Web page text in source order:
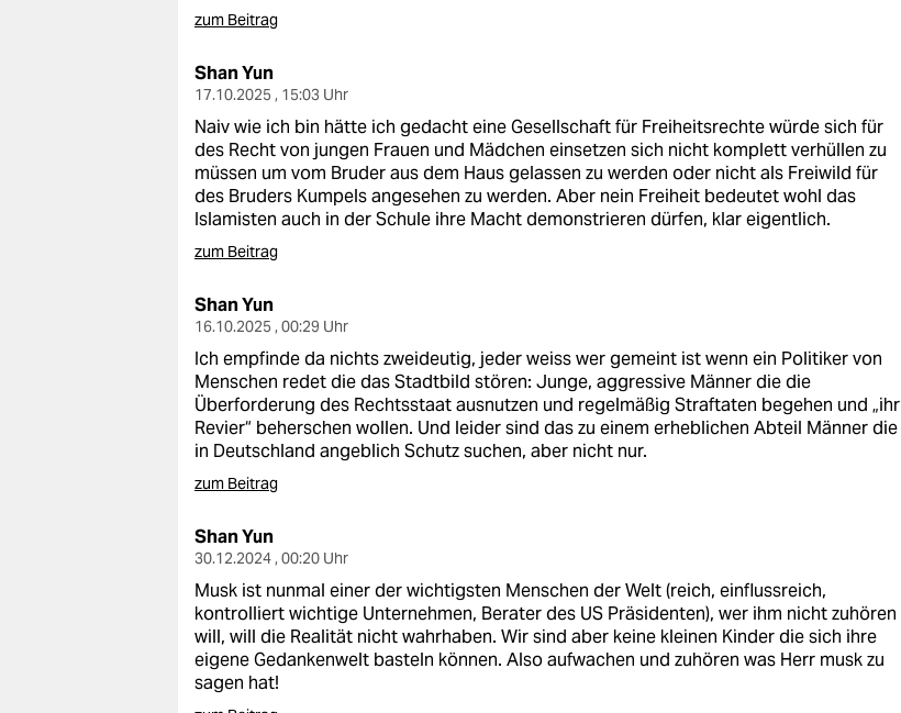
zum Beitrag
Shan Yun
17.10.2025 , 15:03 Uhr
Naiv wie ich bin hätte ich gedacht eine Gesellschaft für Freiheitsrechte würde sich für
des Recht von jungen Frauen und Mädchen einsetzen sich nicht komplett verhüllen zu
müssen um vom Bruder aus dem Haus gelassen zu werden oder nicht als Freiwild für
des Bruders Kumpels angesehen zu werden. Aber nein Freiheit bedeutet wohl das
Islamisten auch in der Schule ihre Macht demonstrieren dürfen, klar eigentlich.
zum Beitrag
Shan Yun
16.10.2025 , 00:29 Uhr
Ich empfinde da nichts zweideutig, jeder weiss wer gemeint ist wenn ein Politiker von
Menschen redet die das Stadtbild stören: Junge, aggressive Männer die die
Überforderung des Rechtsstaat ausnutzen und regelmäßig Straftaten begehen und „ihr
Revier“ beherschen wollen. Und leider sind das zu einem erheblichen Abteil Männer die
in Deutschland angeblich Schutz suchen, aber nicht nur.
zum Beitrag
Shan Yun
30.12.2024 , 00:20 Uhr
Musk ist nunmal einer der wichtigsten Menschen der Welt (reich, einflussreich,
kontrolliert wichtige Unternehmen, Berater des US Präsidenten), wer ihm nicht zuhören
will, will die Realität nicht wahrhaben. Wir sind aber keine kleinen Kinder die sich ihre
eigene Gedankenwelt basteln können. Also aufwachen und zuhören was Herr musk zu
sagen hat!